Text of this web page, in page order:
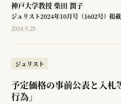
神戸大学教授 柴田 潤子
ジュリスト2024年10月号（1602号）掲載
2024.9.25
ジュリスト
予定価格の事前公表と入札
行為」